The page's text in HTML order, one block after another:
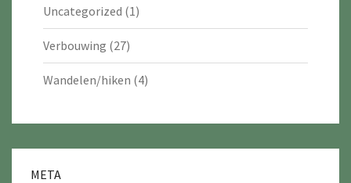
Uncategorized (1)
Verbouwing (27)
Wandelen/hiken (4)
META